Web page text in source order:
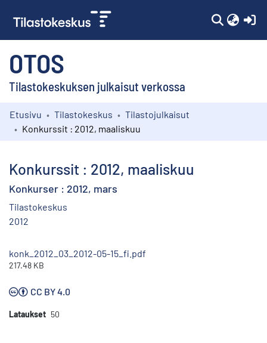
OTOS
Tilastokeskuksen julkaisut verkossa
Kokoelmat
Etusivu Tilastokeskus
Tilastojulkaisut
Konkurssit : 2012, maaliskuu
Konkurssit : 2012, maaliskuu
Konkurser : 2012, mars
Tilastokeskus
2012
konk_2012_03_2012-05-15_fi.pdf
217.48 KB
CC BY 4.0
Lataukset 50